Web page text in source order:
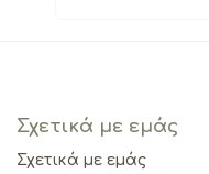
Σχετικά με εμάς
Σχετικά με εμάς